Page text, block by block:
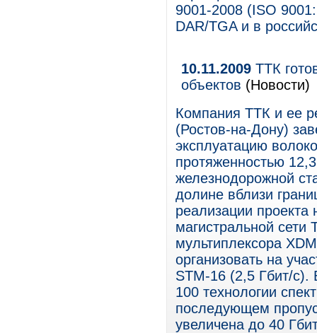
9001-2008 (ISO
DAR/TGA и в
10.11.2009 ТТК
объектов (Новости)
Компания ТТК и ее
(Ростов-на-Дону)
эксплуатацию
протяженностью
железнодорожной
долине вблизи
реализации проекта
магистральной сети
мультиплексора
организовать на
STM-16 (2,5 Гбит/
100 технологии
последующем
увеличена до 40